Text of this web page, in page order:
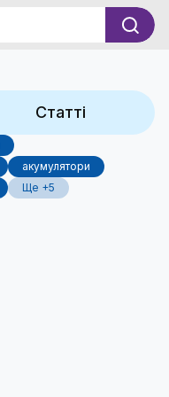
Статті
акумулятори
Ще +5